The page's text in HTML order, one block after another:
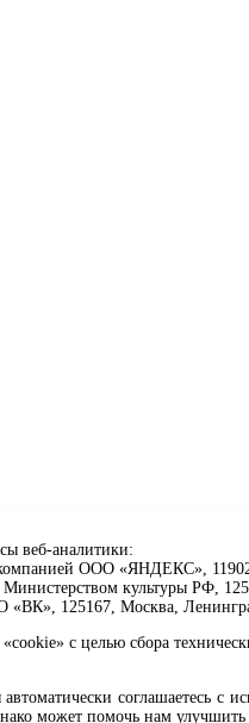
веб-аналитики:
ООО «ЯНДЕКС»,
Министерством культуры РФ,
125167, Москва,
с целью сбора
автоматически соглашаетесь
может помочь нам улучшить